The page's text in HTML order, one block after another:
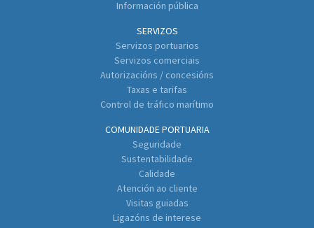
Información pública
SERVIZOS
Servizos portuarios
Servizos comerciais
Autorizacións / concesións
Taxas e tarifas
Control de tráfico marítimo
COMUNIDADE PORTUARIA
Seguridade
Sustentabilidade
Calidade
Atención ao cliente
Visitas guiadas
Ligazóns de interese